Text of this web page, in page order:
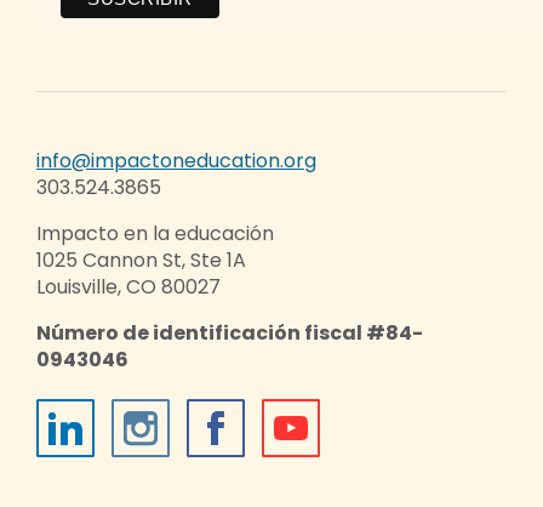
info@impactoneducation.org
303.524.3865
Impacto en la educación
1025 Cannon St, Ste 1A
Louisville, CO 80027
Número de identificación fiscal #84-
0943046